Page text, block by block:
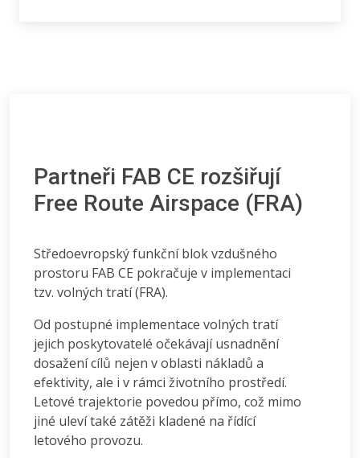
Partneři FAB CE rozšiřují
Free Route Airspace (FRA)
Středoevropský funkční blok vzdušného
prostoru FAB CE pokračuje v implementaci
tzv. volných tratí (FRA).
Od postupné implementace volných tratí
jejich poskytovatelé očekávají usnadnění
dosažení cílů nejen v oblasti nákladů a
efektivity, ale i v rámci životního prostředí.
Letové trajektorie povedou přímo, což mimo
jiné uleví také zátěži kladené na řídící
letového provozu.